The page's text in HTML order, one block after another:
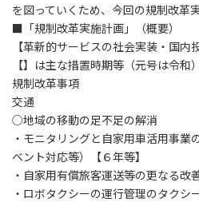
を図っていくため、今回の規制改革
■「規制改革実施計画」（概要）
【革新的サービスの社会実装・国内
【】は主な措置時期等（元号は令
規制改革事項
交通
○地域の移動の足不足の解消
・モニタリングと自家用車活用事業
ベント対応等）【６年等】
・自家用有償旅客運送等の更なる改
・ロボタクシーの運行管理のタクシ